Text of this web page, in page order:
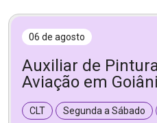
06 de agosto
Auxiliar de
Aviação em
CLT Segunda a Sábado